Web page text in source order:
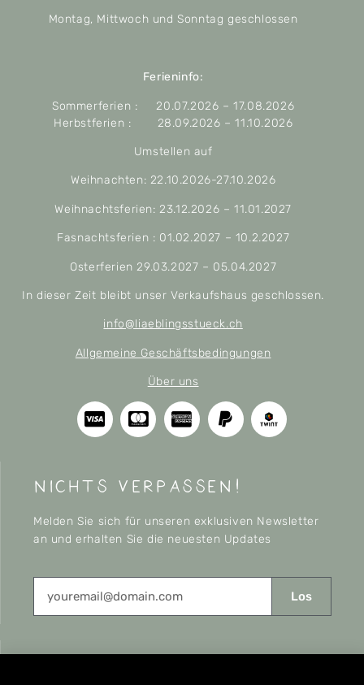
Montag, Mittwoch und Sonntag geschlossen
Ferieninfo:
Sommerferien : 20.07.2026 – 17.08.2026
Herbstferien : 28.09.2026 – 11.10.2026
Umstellen auf
Weihnachten: 22.10.2026-27.10.2026
Weihnachtsferien: 23.12.2026 – 11.01.2027
Fasnachtsferien : 01.02.2027 – 10.2.2027
Osterferien 29.03.2027 – 05.04.2027
In dieser Zeit bleibt unser Verkaufshaus geschlossen.
info@liaeblingsstueck.ch
Allgemeine Geschäftsbedingungen
Über uns
nichts verpassen!
Melden Sie sich für unseren exklusiven Newsletter
an und erhalten Sie die neuesten Updates
Los
CONNECT